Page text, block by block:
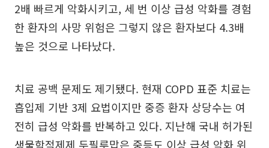
2배 빠르게 악화시키고, 세 번 이상 급성 악화를 경험
한 환자의 사망 위험은 그렇지 않은 환자보다 4.3배
높은 것으로 나타났다.
치료 공백 문제도 제기됐다. 현재 COPD 표준 치료는
흡입제 기반 3제 요법이지만 중증 환자 상당수는 여
전히 급성 악화를 반복하고 있다. 지난해 국내 허가된
생물학적제제 두필루맙은 중등도 이상 급성 악화 위